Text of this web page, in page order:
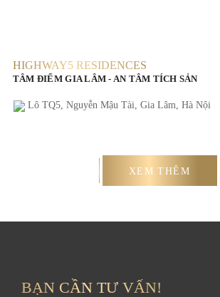
- AN TÂM TÍCH SẢN
Mậu Tài, Gia Lâm, Hà Nội 2022
XEM THÊM
BẠN CẦN TƯ VẤN!